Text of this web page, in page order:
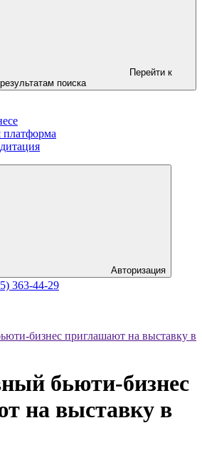
Перейти к
результатам поиска
Авторизация
363-44-29
бизнес приглашают на выставку в
бьюти-бизнес
на выставку в